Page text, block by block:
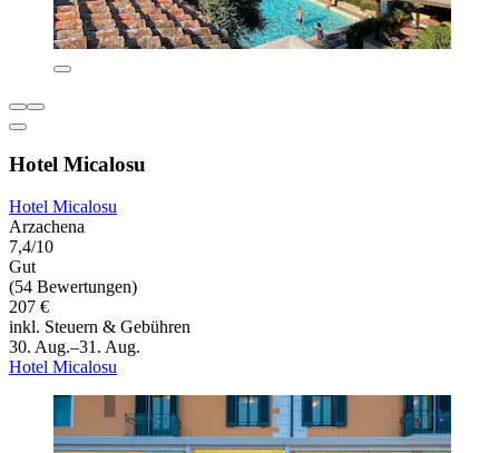
Hotel Micalosu
Hotel Micalosu
Arzachena
7,4/10
Gut
(54 Bewertungen)
207 €
inkl. Steuern & Gebühren
30. Aug.–31. Aug.
Hotel Micalosu